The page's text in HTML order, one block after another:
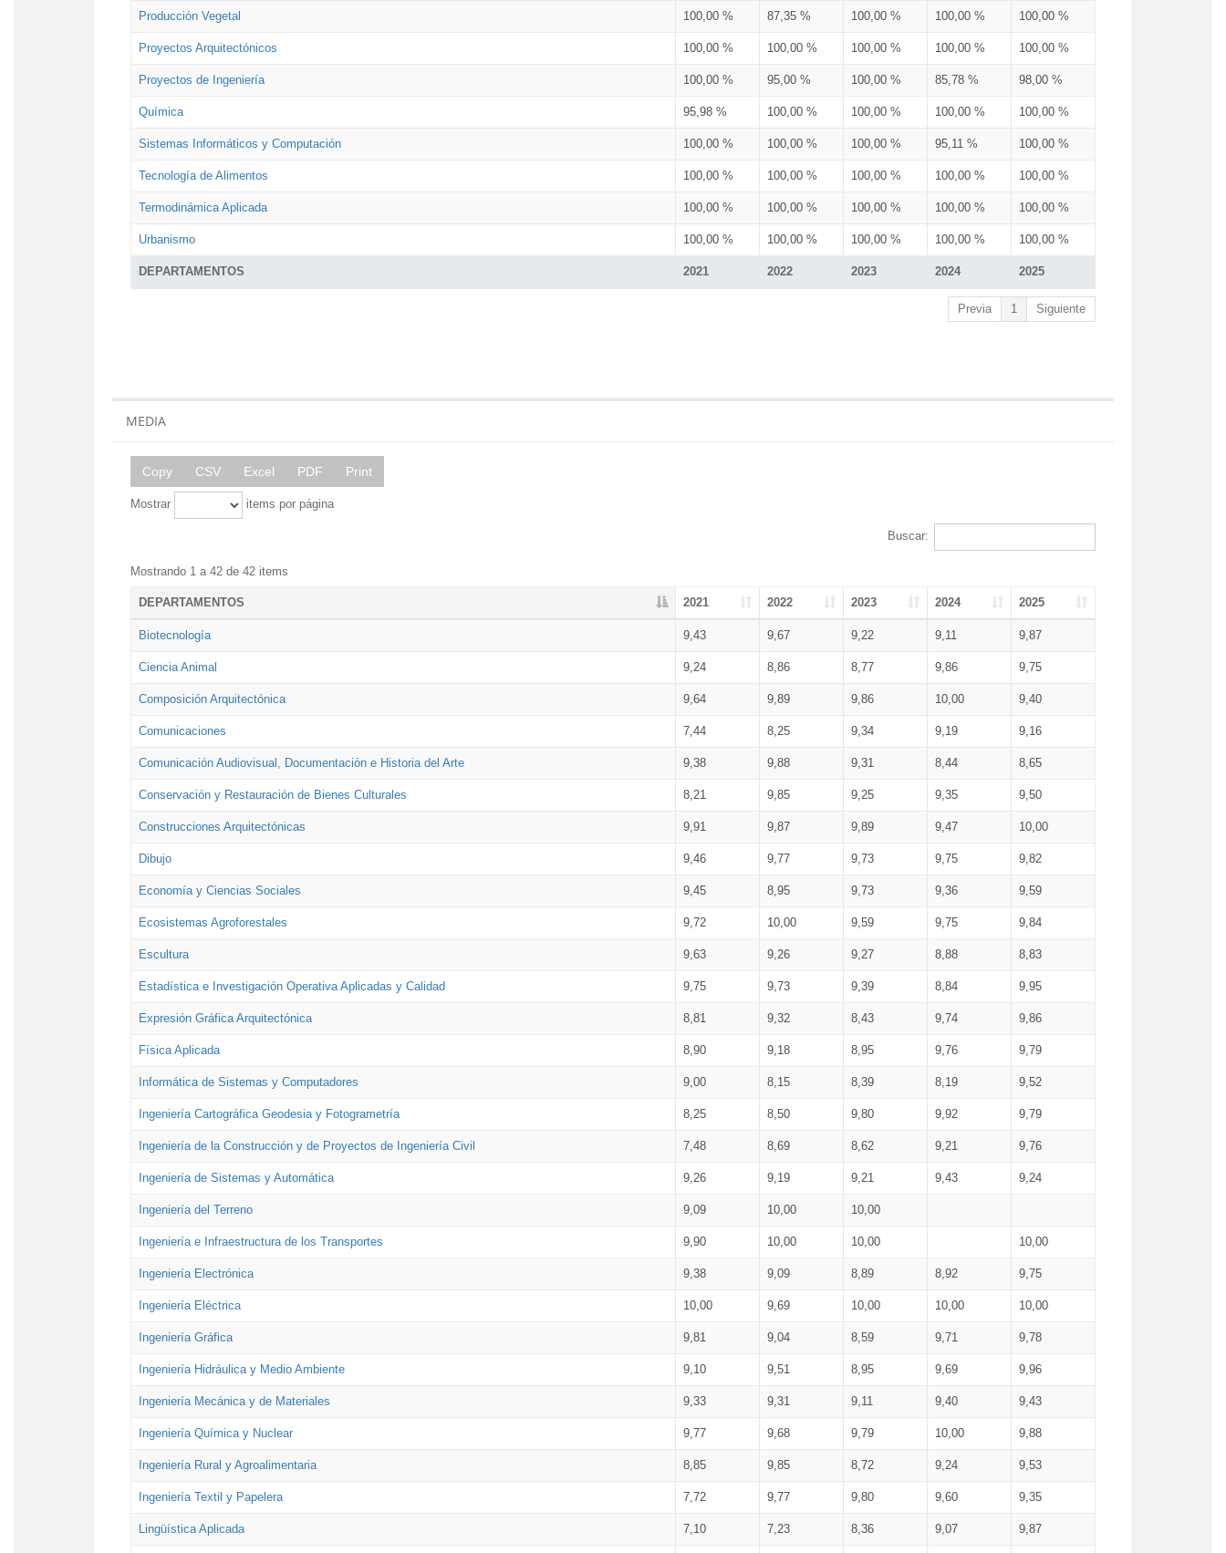
DEPARTAMENTOS 2021 2022 2023 2024 2025
Producción Vegetal 100,00 % 87,35 % 100,00 % 100,00 % 100,00 %
Proyectos Arquitectónicos 100,00 % 100,00 % 100,00 % 100,00 % 100,00 %
Proyectos de Ingeniería 100,00 % 95,00 % 100,00 % 85,78 % 98,00 %
Química 95,98 % 100,00 % 100,00 % 100,00 % 100,00 %
Sistemas Informáticos y Computación 100,00 % 100,00 % 100,00 % 95,11 % 100,00 %
Tecnología de Alimentos 100,00 % 100,00 % 100,00 % 100,00 % 100,00 %
Termodinámica Aplicada 100,00 % 100,00 % 100,00 % 100,00 % 100,00 %
Urbanismo 100,00 % 100,00 % 100,00 % 100,00 % 100,00 %
Previa 1 Siguiente
MEDIA
Copy CSV Excel PDF Print
Mostrar items por página
Buscar:
Mostrando 1 a 42 de 42 items
DEPARTAMENTOS 2021 2022 2023 2024 2025
Biotecnología 9,43 9,67 9,22 9,11 9,87
Ciencia Animal 9,24 8,86 8,77 9,86 9,75
Composición Arquitectónica 9,64 9,89 9,86 10,00 9,40
Comunicaciones 7,44 8,25 9,34 9,19 9,16
Comunicación Audiovisual, Documentación e Historia del Arte 9,38 9,88 9,31 8,44 8,65
Conservación y Restauración de Bienes Culturales 8,21 9,85 9,25 9,35 9,50
Construcciones Arquitectónicas 9,91 9,87 9,89 9,47 10,00
Dibujo 9,46 9,77 9,73 9,75 9,82
Economía y Ciencias Sociales 9,45 8,95 9,73 9,36 9,59
Ecosistemas Agroforestales 9,72 10,00 9,59 9,75 9,84
Escultura 9,63 9,26 9,27 8,88 8,83
Estadística e Investigación Operativa Aplicadas y Calidad 9,75 9,73 9,39 8,84 9,95
Expresión Gráfica Arquitectónica 8,81 9,32 8,43 9,74 9,86
Física Aplicada 8,90 9,18 8,95 9,76 9,79
Informática de Sistemas y Computadores 9,00 8,15 8,39 8,19 9,52
Ingeniería Cartográfica Geodesia y Fotogrametría 8,25 8,50 9,80 9,92 9,79
Ingeniería de la Construcción y de Proyectos de Ingeniería Civil 7,48 8,69 8,62 9,21 9,76
Ingeniería de Sistemas y Automática 9,26 9,19 9,21 9,43 9,24
Ingeniería del Terreno 9,09 10,00 10,00
Ingeniería e Infraestructura de los Transportes 9,90 10,00 10,00 10,00
Ingeniería Electrónica 9,38 9,09 8,89 8,92 9,75
Ingeniería Eléctrica 10,00 9,69 10,00 10,00 10,00
Ingeniería Gráfica 9,81 9,04 8,59 9,71 9,78
Ingeniería Hidráulica y Medio Ambiente 9,10 9,51 8,95 9,69 9,96
Ingeniería Mecánica y de Materiales 9,33 9,31 9,11 9,40 9,43
Ingeniería Química y Nuclear 9,77 9,68 9,79 10,00 9,88
Ingeniería Rural y Agroalimentaria 8,85 9,85 8,72 9,24 9,53
Ingeniería Textil y Papelera 7,72 9,77 9,80 9,60 9,35
Lingüística Aplicada 7,10 7,23 8,36 9,07 9,87